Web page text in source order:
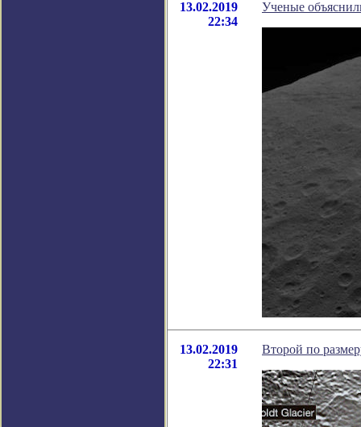
13.02.2019
22:34
Ученые
13.02.2019
22:31
Второй по